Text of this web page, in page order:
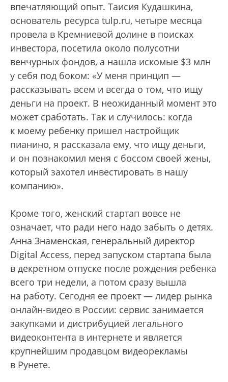
впечатляющий опыт. Таисия Кудашкина,
основатель ресурса tulp.ru, четыре месяца
провела в Кремниевой долине в поисках
инвестора, посетила около полусотни
венчурных фондов, а нашла искомые $3 млн
у себя под боком: «У меня принцип —
рассказывать всем и всегда о том, что ищу
деньги на проект. В неожиданный момент это
может сработать. Так и случилось: когда
к моему ребенку пришел настройщик
пианино, я рассказала ему, что ищу деньги,
и он познакомил меня с боссом своей жены,
который захотел инвестировать в нашу
компанию».
Кроме того, женский стартап вовсе не
означает, что ради него надо забыть о детях.
Анна Знаменская, генеральный директор
Digital Access, перед запуском стартапа была
в декретном отпуске после рождения ребенка
всего три недели, а потом сразу вышла
на работу. Сегодня ее проект — лидер рынка
онлайн-видео в России: сервис занимается
закупками и дистрибуцией легального
видеоконтента в интернете и является
крупнейшим продавцом видеорекламы
в Рунете.